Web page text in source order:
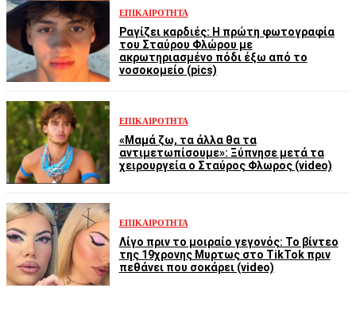
ΕΠΙΚΑΙΡΌΤΗΤΑ
Ραγίζει καρδιές: Η πρώτη φωτογραφία
του Σταύρου Φλώρου με
ακρωτηριασμένο πόδι έξω από το
νοσοκομείο (pics)
ΕΠΙΚΑΙΡΌΤΗΤΑ
«Μαμά ζω, τα άλλα θα τα
αντιμετωπίσουμε»: Ξύπνησε μετά τα
χειρουργεία ο Σταύρος Φλωρος (video)
ΕΠΙΚΑΙΡΌΤΗΤΑ
Λίγο πριν το μοιραίο γεγονός: Το βίντεο
της 19χρονης Μυρτως στο TikTok πριν
πεθάνει που σοκάρει (video)